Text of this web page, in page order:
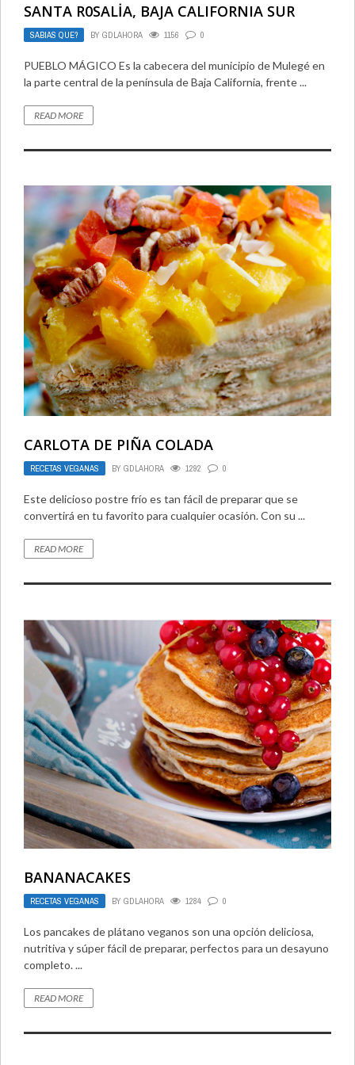
SANTA R0SALİA, BAJA CALIFORNIA SUR
SABIAS QUE? BY GDLAHORA 1156 0
PUEBLO MÁGICO Es la cabecera del municipio de Mulegé en
la parte central de la península de Baja California, frente ...
READ MORE
CARLOTA DE PIÑA COLADA
RECETAS VEGANAS BY GDLAHORA 1292 0
Este delicioso postre frío es tan fácil de preparar que se
convertirá en tu favorito para cualquier ocasión. Con su ...
READ MORE
BANANACAKES
RECETAS VEGANAS BY GDLAHORA 1284 0
Los pancakes de plátano veganos son una opción deliciosa,
nutritiva y súper fácil de preparar, perfectos para un desayuno
completo. ...
READ MORE